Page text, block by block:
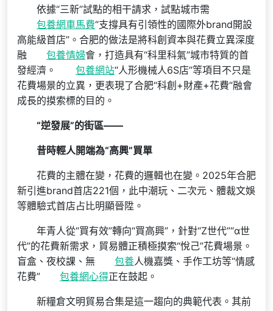
依據“三新”試點的相干請求，試點城市需
包養網車馬費“支撐具有引領性的國際外brand開設
高能級首店”。合肥的做法是將科創資本與花費立異深度
融
包養情婦會，打造具有“科里科氣”城市特質的首
發經濟。
包養網站“人形機械人6S店”等項目不只是
花費場景的立異，更表現了合肥“科創+財產+花費”融會
成長的摸索標的目的。
“逆發展”的街區——
昔時輕人開端為“高興”買單
花費的主體在變，花費的邏輯也在變。2025年合肥
新引進brand首店221個，此中潮玩、二次元、體裁文娛
等體驗式首店占比明顯晉陞。
年青人從“買有效”轉向“買高興”，針對“Z世代”“α世
代”的花費新需求，貿易體正積極摸索“悅己”花費場景。
盲盒、夜校課、無
包養人機嘉獎、手作工坊等“情感
花費”
包養網心得正在鼓起。
新糧倉文明貿易合集是這一趨向的典範代表。其前